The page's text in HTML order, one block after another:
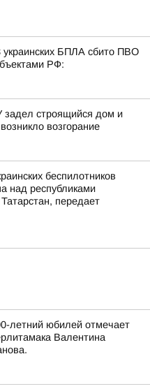
БПЛА сбито ПВО
РФ:
строящийся дом и
возгорание
беспилотников
над республиками
передает
летний юбилей отмечает
Валентина